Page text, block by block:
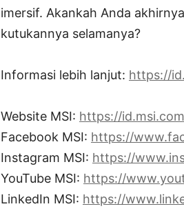
imersif. Akankah Anda
kutukannya selamanya?
Informasi lebih lanjut: https://
Website MSI: https://
Facebook MSI: https://
Instagram MSI: https://
YouTube MSI: https://
LinkedIn MSI: https://